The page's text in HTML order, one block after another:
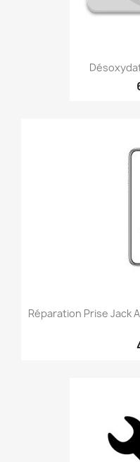
Réparation Prise Jack